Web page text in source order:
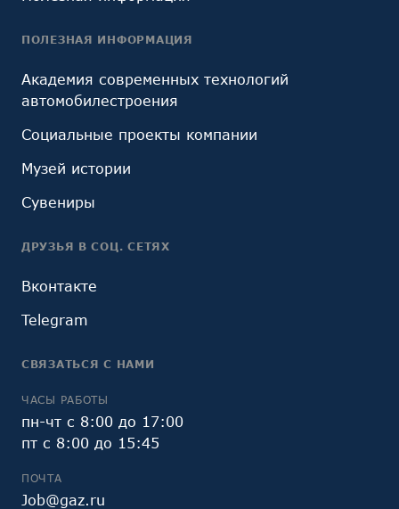
ПОЛЕЗНАЯ ИНФОРМАЦИЯ
Академия современных технологий
автомобилестроения
Социальные проекты компании
Музей истории
Сувениры
ДРУЗЬЯ В СОЦ. СЕТЯХ
Вконтакте
Telegram
СВЯЗАТЬСЯ С НАМИ
ЧАСЫ РАБОТЫ
пн-чт с 8:00 до 17:00
пт с 8:00 до 15:45
ПОЧТА
Job@gaz.ru